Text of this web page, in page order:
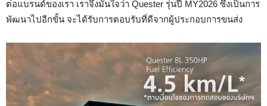
ต่อแบรนด์ของเรา เราจึงมั่นใจว่า Quester รุ่นปี MY2026 ซึ่งเป็นการ
พัฒนาไปอีกขั้น จะได้รับการตอบรับที่ดีจากผู้ประกอบการขนส่ง